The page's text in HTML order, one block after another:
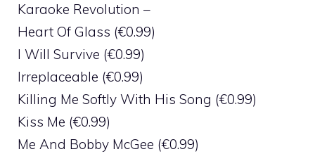
Karaoke Revolution –
Heart Of Glass (€0.99)
I Will Survive (€0.99)
Irreplaceable (€0.99)
Killing Me Softly With His Song (€0.99)
Kiss Me (€0.99)
Me And Bobby McGee (€0.99)